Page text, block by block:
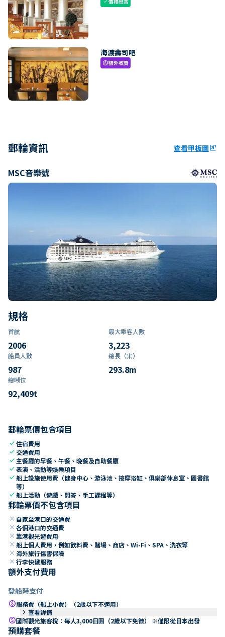
check
海渡壽司吧
paid額外收費
郵輪資訊 查看甲板圖ungroup
MSC音樂號
規格
首航
2006
最大乘客人數
3,223
船員人數
987
總長（米）
293.8m
總噸位
92,409t
郵輪票價包含項目
check住宿費用
check 交通費用
check 主餐廳的早餐、午餐、晚餐及自助餐廳
check表演、活動等娛樂項目
check船上設施使用費（健身中心、游泳池、按摩浴缸、俱樂部休息室、圖書館
等）
check船上活動（遊戲、問答、手工課程等）
郵輪票價不包含項目
close 自家至港口的交通費
close 各個港口的交通費
close 靠港觀光遊費用
close 船上個人費用，例如飲料費、賭場、商店、Wi-Fi、SPA、洗衣等
close 海外旅行傷害保險
close 行李快遞服務
額外支付費用
登船時支付
paid服務費（船上小費）（2歲以下不適用）
keyboard_arrow_right 查看詳情
paid國際觀光旅客稅：每人3,000日圓（2歲以下免徵） ※僅限從日本出發
預購套餐